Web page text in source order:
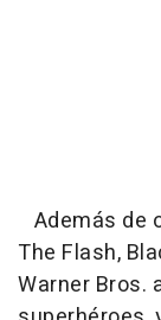
Además de
The Flash,
Warner Bros.